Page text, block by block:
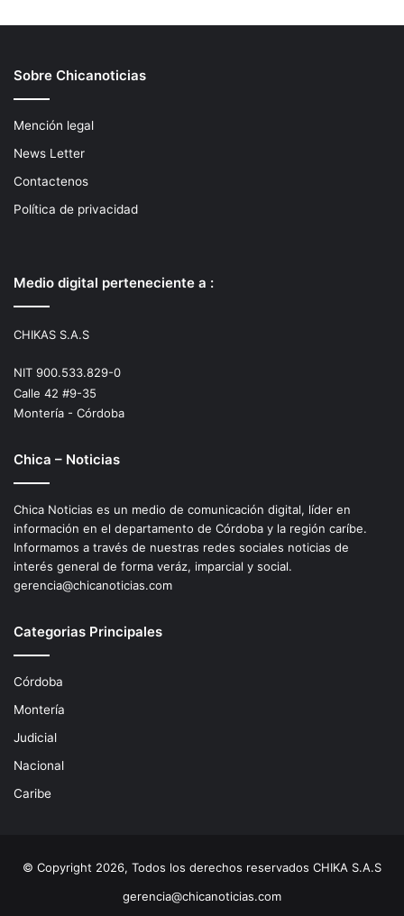
Sobre Chicanoticias
Mención legal
News Letter
Contactenos
Política de privacidad
Medio digital perteneciente a :
CHIKAS S.A.S
NIT 900.533.829-0
Calle 42 #9-35
Montería - Córdoba
Chica – Noticias
Chica Noticias es un medio de comunicación digital, líder en
información en el departamento de Córdoba y la región caríbe.
Informamos a través de nuestras redes sociales noticias de
interés general de forma veráz, imparcial y social.
gerencia@chicanoticias.com
Categorias Principales
Córdoba
Montería
Judicial
Nacional
Caribe
© Copyright 2026, Todos los derechos reservados CHIKA S.A.S
gerencia@chicanoticias.com